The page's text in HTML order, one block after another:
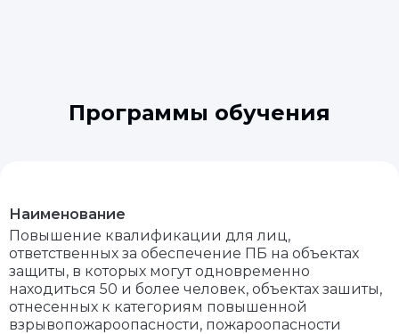
Программы обучения
Наименование
Повышение квалификации для лиц,
ответственных за обеспечение ПБ на объектах
защиты, в которых могут одновременно
находиться 50 и более человек, объектах зашиты,
отнесенных к категориям повышенной
взрывопожароопасности, пожароопасности